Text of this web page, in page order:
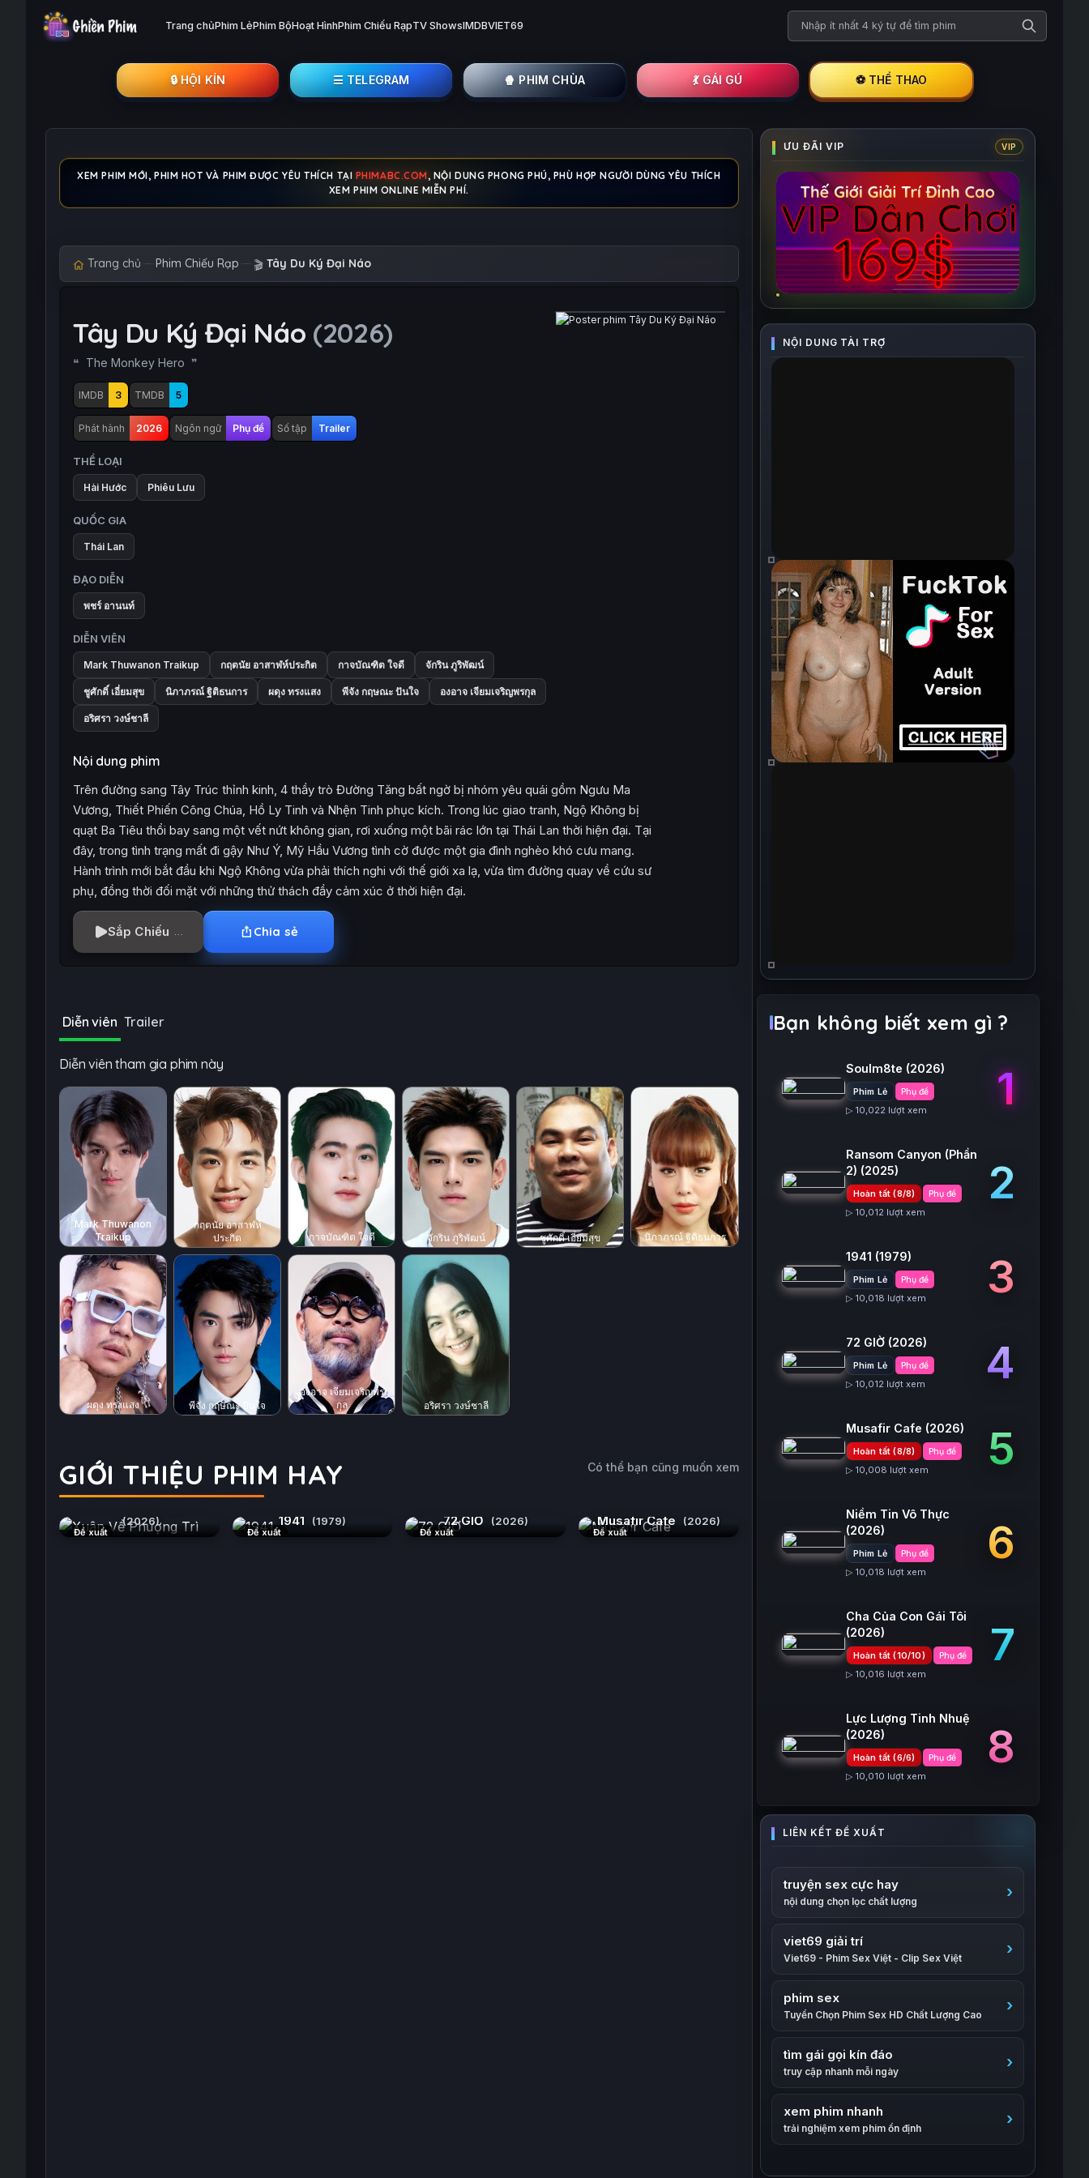
Trang chủPhim LẻPhim BộHoạt HìnhPhim Chiếu RạpTV ShowsIMDBVIET69 Tìm kiếm phim
🔒︎ HỘI KÍN ☰ TELEGRAM 🍿 PHIM CHÙA 💃 GÁI GÚ ⚽ THỂ THAO
XEM PHIM MỚI, PHIM HOT VÀ PHIM ĐƯỢC YÊU THÍCH TẠI PHIMABC.COM, NỘI DUNG PHONG PHÚ, PHÙ HỢP NGƯỜI DÙNG YÊU THÍCH
XEM PHIM ONLINE MIỄN PHÍ.
Trang chủ Phim Chiếu Rạp 🎬 Tây Du Ký Đại Náo
Tây Du Ký Đại Náo (2026)
The Monkey Hero
IMDB 3 TMDB 5
Phát hành 2026 Ngôn ngữ Phụ đề Số tập Trailer
THỂ LOẠI
Hài Hước Phiêu Lưu
QUỐC GIA
Thái Lan
ĐẠO DIỄN
พชร์ อานนท์
DIỄN VIÊN
Mark Thuwanon Traikup กฤตนัย อาสาฬห์ประกิต กาจบัณฑิต ใจดี จักริน ภูริพัฒน์
ชูศักดิ์ เอี่ยมสุข นิภาภรณ์ ฐิติธนการ ผดุง ทรงแสง พีจัง กฤษณะ ปันใจ องอาจ เจียมเจริญพรกุล
อริศรา วงษ์ชาลี
Nội dung phim
Trên đường sang Tây Trúc thỉnh kinh, 4 thầy trò Đường Tăng bất ngờ bị nhóm yêu quái gồm Ngưu Ma
Vương, Thiết Phiến Công Chúa, Hồ Ly Tinh và Nhện Tinh phục kích. Trong lúc giao tranh, Ngộ Không bị
quạt Ba Tiêu thổi bay sang một vết nứt không gian, rơi xuống một bãi rác lớn tại Thái Lan thời hiện đại. Tại
đây, trong tình trạng mất đi gậy Như Ý, Mỹ Hầu Vương tình cờ được một gia đình nghèo khó cưu mang.
Hành trình mới bắt đầu khi Ngộ Không vừa phải thích nghi với thế giới xa lạ, vừa tìm đường quay về cứu sư
phụ, đồng thời đối mặt với những thử thách đầy cảm xúc ở thời hiện đại.
Sắp Chiếu Chia sẻ
Diễn viên Trailer
Diễn viên tham gia phim này
Mark Thuwanon
Traikup
กฤตนัย อาสาฬห์
ประกิต
กาจบัณฑิต ใจดี จักริน ภูริพัฒน์ ชูศักดิ์ เอี่ยมสุข นิภาภรณ์ ฐิติธนการ
ผดุง ทรงแสง พีจัง กฤษณะ ปันใจ
องอาจ เจียมเจริญพร
กุล
อริศรา วงษ์ชาลี
GIỚI THIỆU PHIM HAY Có thể bạn cũng muốn xem
Đề xuất
(2026)
Đề xuất
1941 (1979)
Đề xuất
72 GIỜ (2026)
Đề xuất
Musafir Cafe (2026)
Bạn không biết xem gì ?
Soulm8te (2026)
Phim Lẻ Phụ đề
▷ 10,022 lượt xem 1
Ransom Canyon (Phần
2) (2025)
Hoàn tất (8/8) Phụ đề
▷ 10,012 lượt xem
2
1941 (1979)
Phim Lẻ Phụ đề
▷ 10,018 lượt xem 3
72 GIỜ (2026)
Phim Lẻ Phụ đề
▷ 10,012 lượt xem 4
Musafir Cafe (2026)
Hoàn tất (8/8) Phụ đề
▷ 10,008 lượt xem 5
Niềm Tin Vô Thực
(2026)
Phim Lẻ Phụ đề
▷ 10,018 lượt xem
6
Cha Của Con Gái Tôi
(2026)
Hoàn tất (10/10) Phụ đề
▷ 10,016 lượt xem
7
Lực Lượng Tinh Nhuệ
(2026)
Hoàn tất (6/6) Phụ đề
▷ 10,010 lượt xem
8
truyện sex cực hay
nội dung chọn lọc chất lượng
viet69 giải trí
Viet69 - Phim Sex Việt - Clip Sex Việt
phim sex
Tuyển Chọn Phim Sex HD Chất Lượng Cao
tìm gái gọi kín đáo
truy cập nhanh mỗi ngày
xem phim nhanh
trải nghiệm xem phim ổn định